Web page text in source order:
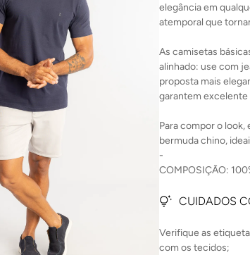
elegância em
atemporal que
As camisetas
alinhado: use com
proposta mais
garantem excelente
Para compor o look,
bermuda chino,
-
COMPOSIÇÃO:
CUIDADOS
Verifique as
com os tecidos;